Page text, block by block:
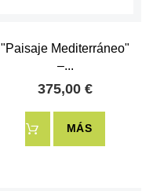
"Paisaje Mediterráneo"
–...
375,00 €
MÁS